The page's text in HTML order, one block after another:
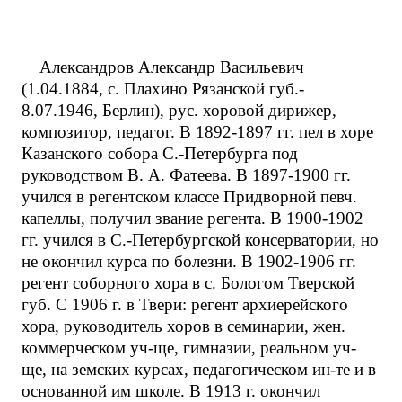
Александров Александр Васильевич
(1.04.1884, с. Плахино Рязанской губ.-
8.07.1946, Берлин), рус. хоровой дирижер,
композитор, педагог. В 1892-1897 гг. пел в хоре
Казанского собора С.-Петербурга под
руководством В. А. Фатеева. В 1897-1900 гг.
учился в регентском классе Придворной певч.
капеллы, получил звание регента. В 1900-1902
гг. учился в С.-Петербургской консерватории, но
не окончил курса по болезни. В 1902-1906 гг.
регент соборного хора в с. Бологом Тверской
губ. С 1906 г. в Твери: регент архиерейского
хора, руководитель хоров в семинарии, жен.
коммерческом уч-ще, гимназии, реальном уч-
ще, на земских курсах, педагогическом ин-те и в
основанной им школе. В 1913 г. окончил